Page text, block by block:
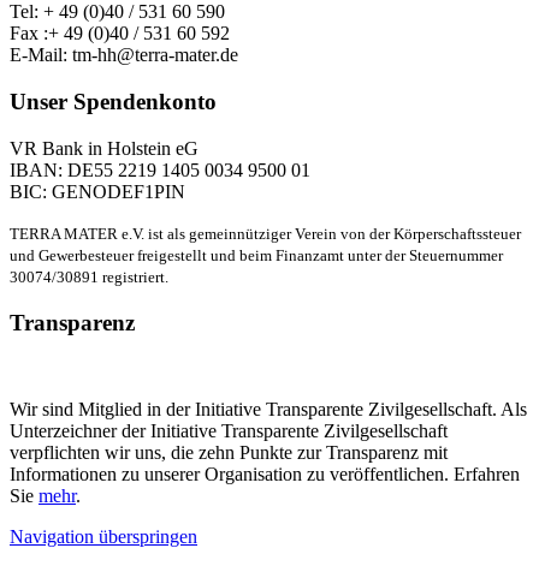
Tel: + 49 (0)40 / 531 60 590
Fax :+ 49 (0)40 / 531 60 592
E-Mail: tm-hh@terra-mater.de
Unser Spendenkonto
VR Bank in Holstein eG
IBAN: DE55 2219 1405 0034 9500 01
BIC: GENODEF1PIN
TERRA MATER e.V. ist als gemeinnütziger Verein von der Körperschaftssteuer
und Gewerbesteuer freigestellt und beim Finanzamt unter der Steuernummer
30074/30891 registriert.
Transparenz
Wir sind Mitglied in der Initiative Transparente Zivilgesellschaft. Als
Unterzeichner der Initiative Transparente Zivilgesellschaft
verpflichten wir uns, die zehn Punkte zur Transparenz mit
Informationen zu unserer Organisation zu veröffentlichen. Erfahren
Sie mehr.
Navigation überspringen